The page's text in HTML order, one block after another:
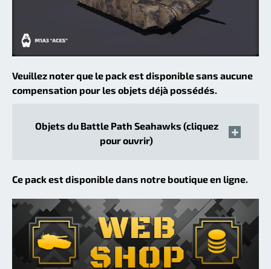
Veuillez noter que le pack est disponible sans aucune
compensation pour les objets déjà possédés.
Objets du Battle Path Seahawks (cliquez
pour ouvrir)
Ce pack est disponible dans notre boutique en ligne.